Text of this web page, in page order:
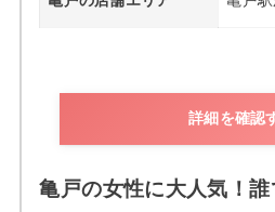
詳細を確認
亀戸の女性に大人気！